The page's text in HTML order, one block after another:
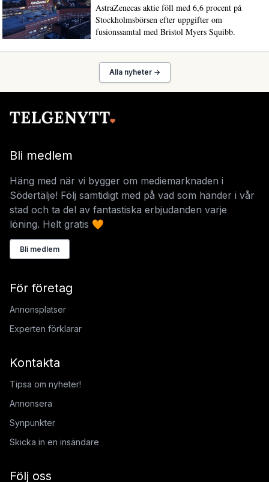
AstraZenecas aktie föll med 6,6 procent på
Stockholmsbörsen efter uppgifter om
fusionssamtal med Bristol Myers Squibb.
Alla nyheter →
Bli medlem
Häng med när vi bygger om mediemarknaden i
Södertälje! Följ samtidigt med på vad som händer i vår
stad och ta del av fantastiska erbjudanden varje
löning. Helt gratis 🧡
Bli medlem
För företag
Annonsplatser
Experten förklarar
Kontakta
Tipsa om nyheter!
Annonsera
Synpunkter
Skicka in en insändare
Följ oss